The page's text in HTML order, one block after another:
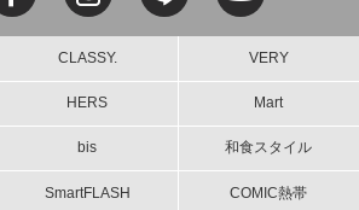
CLASSY. VERY
HERS Mart
bis 和食スタイル
SmartFLASH COMIC熱帯